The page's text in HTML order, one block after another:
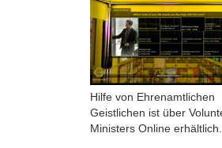
Hilfe von Ehrenamtlichen
Geistlichen ist über
Ministers Online erhältlich.